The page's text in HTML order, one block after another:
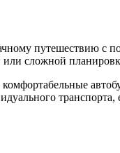
путешествию с
сложной